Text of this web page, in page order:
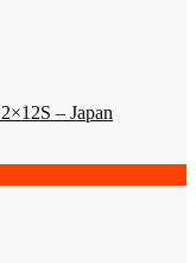
– Japan